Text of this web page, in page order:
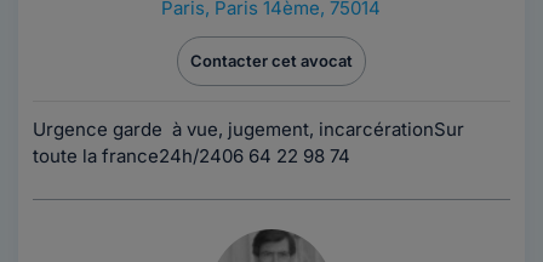
Paris, Paris 14ème, 75014
Contacter cet avocat
Urgence garde à vue, jugement, incarcérationSur
toute la france24h/2406 64 22 98 74